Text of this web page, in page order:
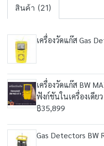
สินค้า (21)
เครื่องวัดแก๊ส Gas
เครื่องวัดแก๊ส BW
ฟังก์ชันในเครื่องเดียว
฿35,899
Gas Detectors BW